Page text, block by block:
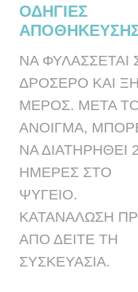
ΟΔΗΓΙΕΣ
ΝΑ ΦΥΛΑΣΣΕΤΑΙ
ΔΡΟΣΕΡΟ ΚΑΙ
ΜΕΡΟΣ. ΜΕΤΑ
ΑΝΟΙΓΜΑ,
ΝΑ ΔΙΑΤΗΡΗΘΕΙ 2
ΗΜΕΡΕΣ ΣΤΟ
ΨΥΓΕΙΟ.
ΚΑΤΑΝΑΛΩΣΗ
ΑΠΟ ΔΕΙΤΕ ΤΗ
ΣΥΣΚΕΥΑΣΙΑ.